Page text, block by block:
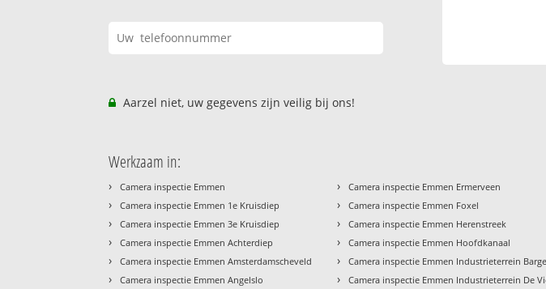
Aarzel niet, uw gegevens zijn veilig bij ons!
Werkzaam in:
› Camera inspectie Emmen
› Camera inspectie Emmen 1e Kruisdiep
› Camera inspectie Emmen 3e Kruisdiep
› Camera inspectie Emmen Achterdiep
› Camera inspectie Emmen Amsterdamscheveld
› Camera inspectie Emmen Angelslo
› Camera inspectie Emmen Ermerveen
› Camera inspectie Emmen Foxel
› Camera inspectie Emmen Herenstreek
› Camera inspectie Emmen Hoofdkanaal
› Camera inspectie Emmen Industrieterrein
› Camera inspectie Emmen Industrieterrein De